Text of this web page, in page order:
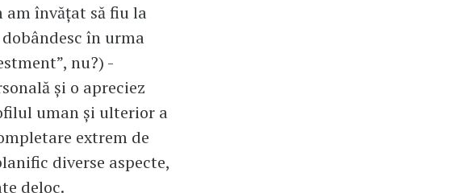
învățat să fiu la
în urma
nu?) -
și o apreciez
uman și ulterior a
extrem de
diverse aspecte,
deloc.